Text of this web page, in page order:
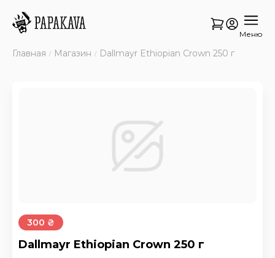
Меню
Главная Магазин Dallmayr Ethiopian Crown 250 г
300 ₴
Dallmayr Ethiopian Crown 250 г